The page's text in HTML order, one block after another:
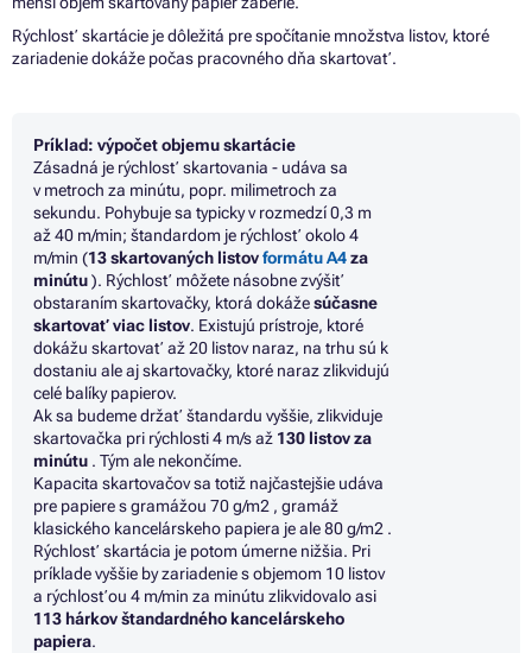
Rýchlosť skartácie jedôležitá pre spočítanie množstva listov, ktoré
zariadenie dokáže počas pracovného dňa skartovať.
Príklad: výpočet objemu skartácie
Zásadná je rýchlosť skartovania - udáva sa
v metroch za minútu, popr. milimetroch za
sekundu. Pohybujesa typickyvrozmedzí 0,3 m
až40 m/min; štandardom je rýchlosť okolo4
m/min (13 skartovaných listovformátu A4za
minútu). Rýchlosť môžete násobne zvýšiť
obstaraním skartovačky, ktorá dokážesúčasne
skartovať viac listov. Existujú prístroje, ktoré
dokážu skartovať až20 listov naraz, na trhu sú k
dostaniu ale aj skartovačky, ktoré naraz zlikvidujú
celé balíky papierov.
Ak sa budemedržať štandardu vyššie, zlikviduje
skartovačka pri rýchlosti4 m/saž 130 listovza
minútu . Tým ale nekončíme.
Kapacita skartovačovsa totiž najčastejšie udáva
pre papieresgramážou 70g/m2 , gramáž
klasického kancelárskeho papiera jeale80g/m2 .
Rýchlosť skartácia je potom úmerne nižšia. Pri
príklade vyššie byzariadeniesobjemom 10 listov
a rýchlosťou 4 m/min za minútu zlikvidovalo asi
113 hárkov štandardného kancelárskeho
papiera.